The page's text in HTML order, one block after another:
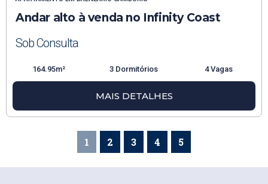
Andar alto à venda no Infinity Coast
Sob Consulta
164.95m² 3 Dormitórios 4 Vagas
MAIS DETALHES
1 2 3 4 5